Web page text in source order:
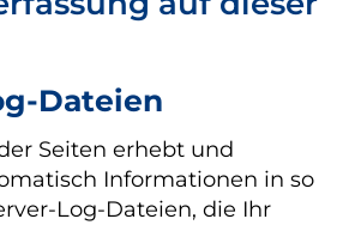
Dateien
Seiten erhebt und
Informationen in so
Log-Dateien, die Ihr